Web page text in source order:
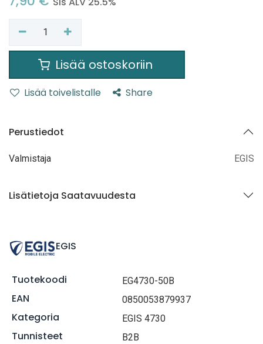
Lisää ostoskoriin
Lisää toivelistalle Share
Perustiedot
Valmistaja EGIS
Lisätietoja Saatavuudesta
EGIS
Tuotekoodi EG4730-50B
EAN 0850053879937
Kategoria EGIS 4730
Tunnisteet
B2B